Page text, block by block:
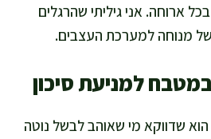
ארוחה. אני גיליתי שהרגלים
מנוחה למערכת העצבים.
למניעת סיכון
שדווקא מי שאוהב לבשל נוטה